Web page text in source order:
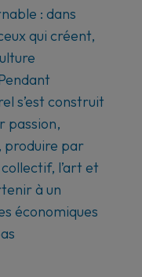
: dans
qui créent,
s’est construit
passion,
produire par
l’art et
à un
économiques